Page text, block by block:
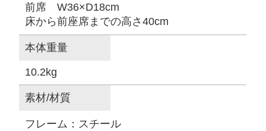
前席 W36×D18cm
床から前座席までの高さ40cm
本体重量
10.2kg
素材/材質
フレーム：スチール